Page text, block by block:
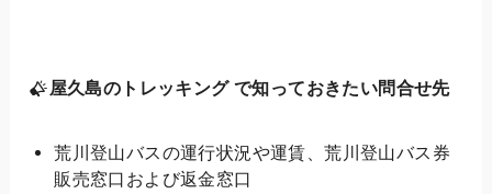
屋久島のトレッキング で知っておきたい問合せ先
荒川登山バスの運行状況や運賃、荒川登山バス券
販売窓口および返金窓口